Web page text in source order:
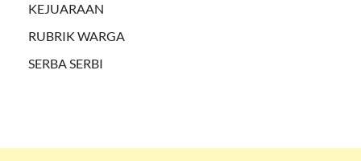
KEJUARAAN
RUBRIK WARGA
SERBA SERBI